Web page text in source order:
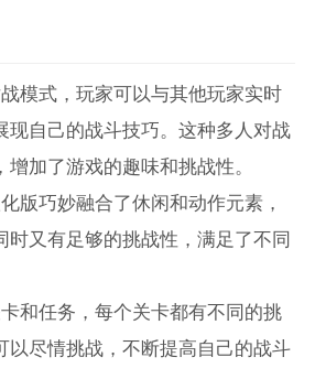
模式，玩家可以与其他玩家实时
现自己的战斗技巧。这种多人对战
加了游戏的趣味和挑战性。
版巧妙融合了休闲和动作元素，
时又有足够的挑战性，满足了不同
和任务，每个关卡都有不同的挑
以尽情挑战，不断提高自己的战斗